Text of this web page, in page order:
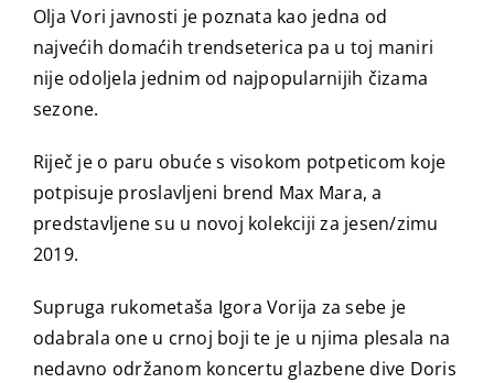
Olja Vori javnosti je poznata kao jedna od
najvećih domaćih trendseterica pa u toj maniri
nije odoljela jednim od najpopularnijih čizama
sezone.
Riječ je o paru obuće s visokom potpeticom koje
potpisuje proslavljeni brend Max Mara, a
predstavljene su u novoj kolekciji za jesen/zimu
2019.
Supruga rukometaša Igora Vorija za sebe je
odabrala one u crnoj boji te je u njima plesala na
nedavno održanom koncertu glazbene dive Doris